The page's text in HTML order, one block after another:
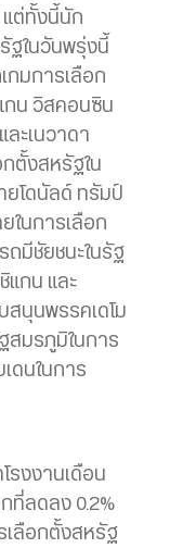
ต่ทั้งนี้นัก
ฐในวันพรุ่งนี้
กมการเลือก
กน วิสคอนซิน
ละเนวาดา
ตั้งสหรัฐใน
ยโดนัลด์ ทรัมป์
ในการเลือก
มีชัยชนะในรัฐ
แกน และ
สนุนพรรคเดโม
สมรภูมิในการ
ดนในการ
รงงานเดือน
ที่ลดลง 0.2%
เลือกตั้งสหรัฐ